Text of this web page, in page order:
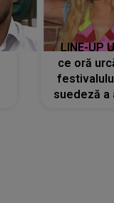
LINE-UP
ce oră
suedeză a